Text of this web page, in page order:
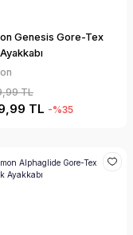
Genesis Gore-Tex
TL
TL -%35